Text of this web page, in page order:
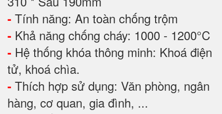
- Tính năng: An toàn chống trộm
- Khả năng chống cháy: 1000 - 1200°C
- Hệ thống khóa thông minh: Khoá điện
tử, khoá chìa.
- Thích hợp sử dụng: Văn phòng, ngân
hàng, cơ quan, gia đình, ...